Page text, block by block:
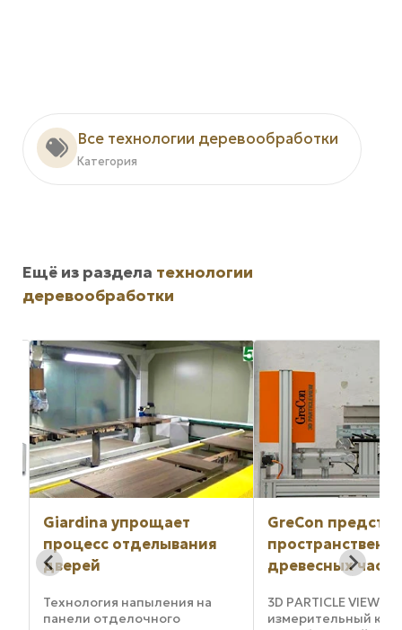
Все технологии деревообработки
Категория
Ещё из раздела технологии
деревообработки
GreCon представляет
пространственный вид
древесных частиц
3D PARTICLE VIEW, это
измерительный комплекс,
Holtkamp
доверяет
LEUCO
Лучшие услуги
лучших